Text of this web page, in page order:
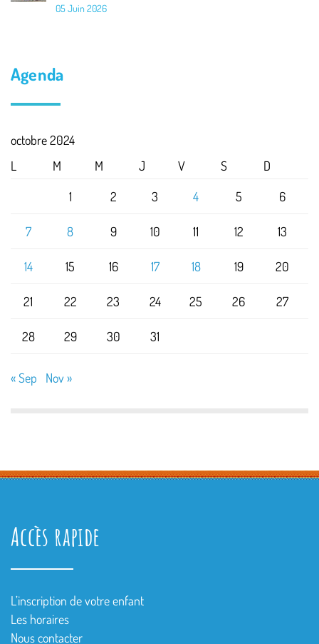
05 Juin 2026
Agenda
octobre 2024
L
M M J V S
D
1
2 3 4 5 6
7 8 9 10 11 12 13
14 15 16 17 18 19 20
21 22 23 24 25 26 27
28 29 30 31
« Sep Nov »
Accès rapide
L’inscription de votre enfant
Les horaires
Nous contacter